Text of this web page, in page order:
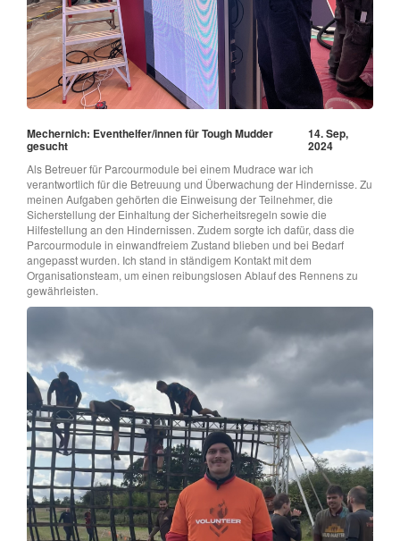
Mechernich: Eventhelfer/innen für Tough Mudder
gesucht
14. Sep,
2024
Als Betreuer für Parcourmodule bei einem Mudrace war ich
verantwortlich für die Betreuung und Überwachung der Hindernisse. Zu
meinen Aufgaben gehörten die Einweisung der Teilnehmer, die
Sicherstellung der Einhaltung der Sicherheitsregeln sowie die
Hilfestellung an den Hindernissen. Zudem sorgte ich dafür, dass die
Parcourmodule in einwandfreiem Zustand blieben und bei Bedarf
angepasst wurden. Ich stand in ständigem Kontakt mit dem
Organisationsteam, um einen reibungslosen Ablauf des Rennens zu
gewährleisten.